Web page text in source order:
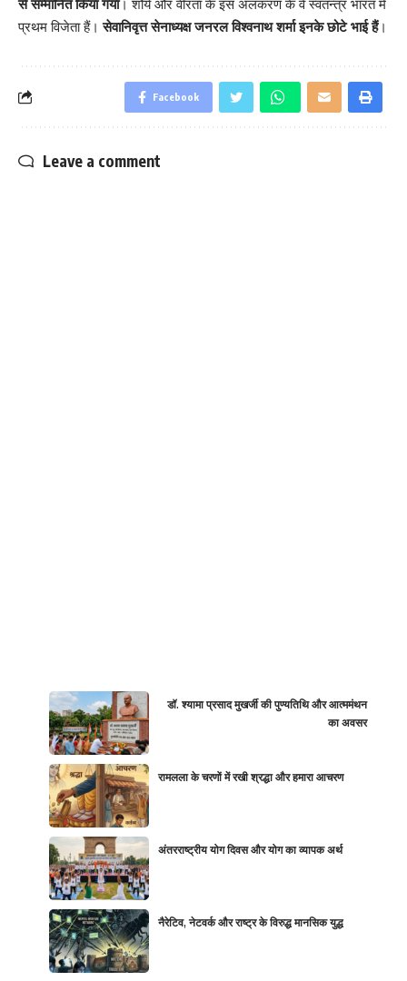
से सम्मानित किया गया। शौर्य और वीरता के इस अलंकरण के वे स्वतन्त्र भारत में
प्रथम विजेता हैं।सेवानिवृत्त सेनाध्यक्ष जनरल विश्वनाथ शर्मा इनके छोटे भाई हैं।
Facebook
Leave a comment
डॉ. श्यामा प्रसाद मुखर्जी की पुण्यतिथि और आत्ममंथन
का अवसर
रामलला के चरणों में रखी श्रद्धा और हमारा आचरण
अंतरराष्ट्रीय योग दिवस और योग का व्यापक अर्थ
नैरेटिव, नेटवर्क और राष्ट्र के विरुद्ध मानसिक युद्ध